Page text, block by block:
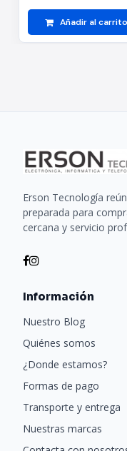
Añadir al carrito
Erson Tecnología
preparada para
cercana y servicio
Información
Nuestro Blog
Quiénes somos
¿Donde estamos?
Formas de pago
Transporte y entrega
Nuestras marcas